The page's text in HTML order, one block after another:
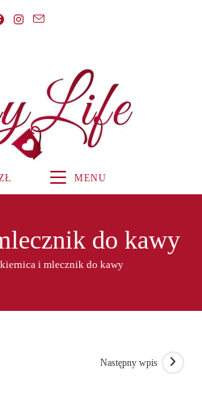
MENU
do kawy
i mlecznik do kawy
Następny wpis